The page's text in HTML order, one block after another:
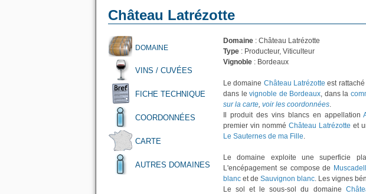
Château Latrézotte
DOMAINE
VINS / CUVÉES
FICHE TECHNIQUE
COORDONNÉES
CARTE
AUTRES DOMAINES
Domaine : Château Latrézotte
Type : Producteur, Viticulteur
Vignoble : Bordeaux
Le domaine Château Latrézotte est
dans le vignoble de Bordeaux, dans la
sur la carte, voir les coordonnées.
Il produit des vins blancs en appellation
premier vin nommé Château Latrézotte et
Le Sauternes de ma Fille.
Le domaine exploite une superficie
L'encépagement se compose de
blanc et de Sauvignon blanc. Les vignes
Le sol et le sous-sol du domaine